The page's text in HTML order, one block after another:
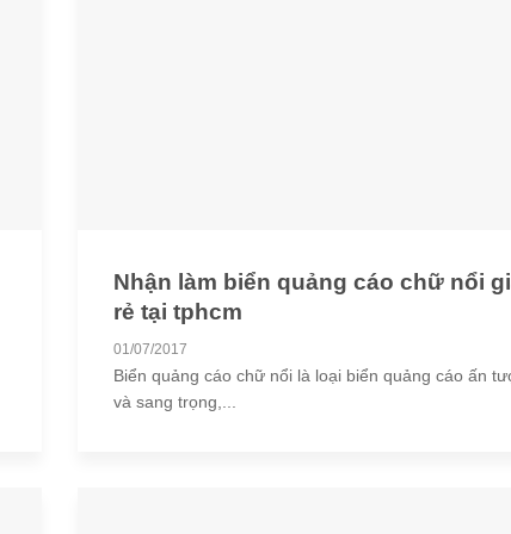
Nhận làm biển quảng cáo chữ nổi
rẻ tại tphcm
01/07/2017
Biển quảng cáo chữ nổi là loại biển quảng cáo ấn
và sang trọng,...